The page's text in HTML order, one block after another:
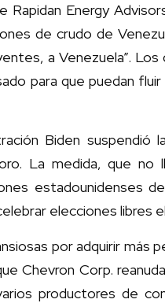
Energy
de crudo de
a Venezuela”.
para que puedan
Biden suspendió
La medida, que
estadounidenses
elecciones libres
por adquirir más
Chevron Corp.
productores de